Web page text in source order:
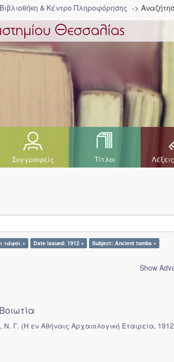
Βιβλιοθήκη & Κέντρο Πληροφόρησης
Συγγραφείς Τίτλοι
τάφοι × Date issued: 1912 ×
Subject: Ancient tombs ×
Show
Ν. Γ. (Η εν Αθήναις Αρχαιολογική Εταιρεία, 1912